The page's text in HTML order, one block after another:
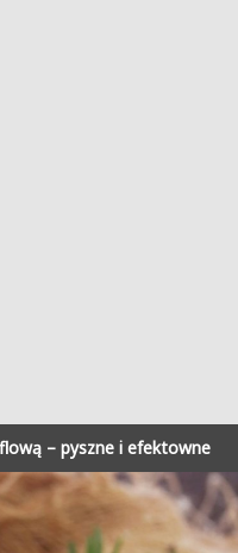
– pyszne i efektowne